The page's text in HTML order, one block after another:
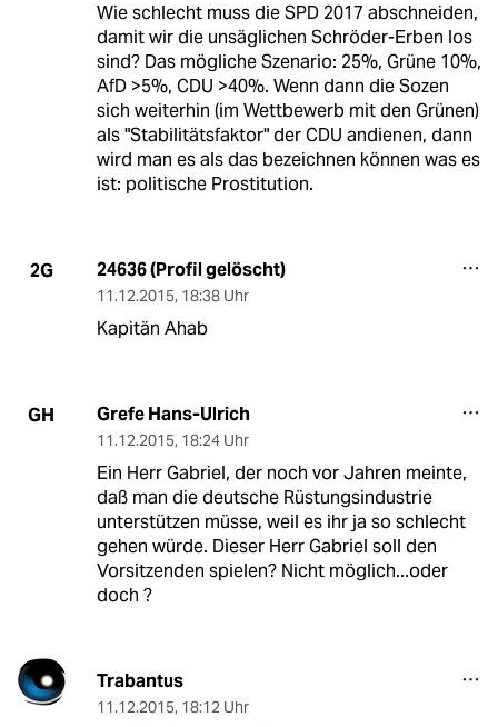
Wie schlecht muss die SPD 2017 abschneiden,
damit wir die unsäglichen Schröder-Erben los
sind? Das mögliche Szenario: 25%, Grüne 10%,
AfD >5%, CDU >40%. Wenn dann die Sozen
sich weiterhin (im Wettbewerb mit den Grünen)
als "Stabilitätsfaktor" der CDU andienen, dann
wird man es als das bezeichnen können was es
ist: politische Prostitution.
2G 24636 (Profil gelöscht)
11.12.2015, 18:38 Uhr
Kapitän Ahab
GH Grefe Hans-Ulrich
11.12.2015, 18:24 Uhr
Ein Herr Gabriel, der noch vor Jahren meinte,
daß man die deutsche Rüstungsindustrie
unterstützen müsse, weil es ihr ja so schlecht
gehen würde. Dieser Herr Gabriel soll den
Vorsitzenden spielen? Nicht möglich...oder
doch ?
Trabantus
11.12.2015, 18:12 Uhr